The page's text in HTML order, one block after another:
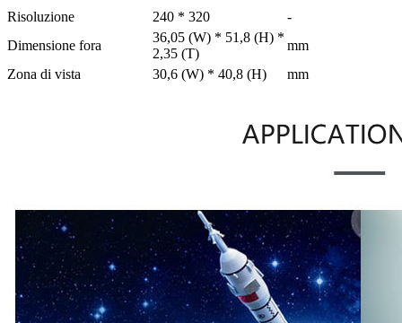
Risoluzione
240 * 320
-
Dimensione fora
36,05 (W) * 51,8 (H) *
2,35 (T)
mm
Zona di vista
30,6 (W) * 40,8 (H) mm